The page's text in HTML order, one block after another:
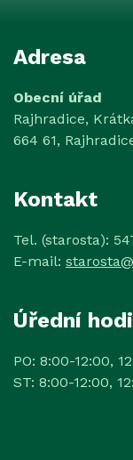
Adresa
Obecní úřad
Rajhradice,
664 61,
Kontakt
Tel. (starosta):
E-mail:
Úřední
PO: 8:00-12:00,
ST: 8:00-12:00,